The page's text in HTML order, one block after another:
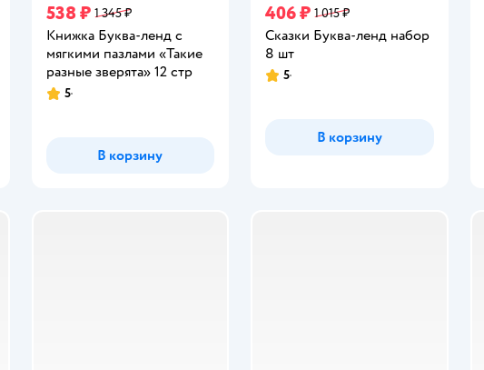
538 ₽ 1 345 ₽
Книжка Буква-ленд с
мягкими пазлами «Такие
разные зверята» 12 стр
Рейтинг:
5
В корзину
406 ₽ 1 015 ₽
Сказки Буква-ленд набор
8 шт
Рейтинг:
5
В корзину